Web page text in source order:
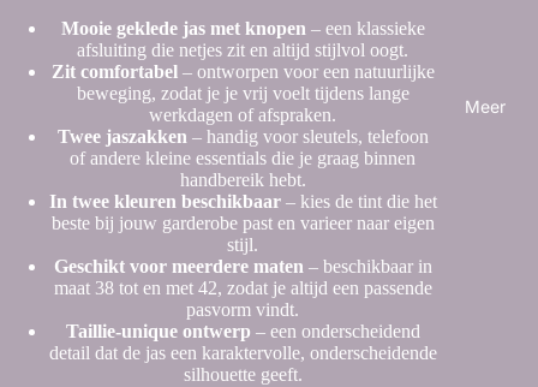
Meer
Mooie geklede jas met knopen – een klassieke
afsluiting die netjes zit en altijd stijlvol oogt.
Zit comfortabel– ontworpen voor een natuurlijke
beweging, zodat je je vrij voelt tijdens lange
werkdagen of afspraken.
Twee jaszakken – handig voor sleutels, telefoon
of andere kleine essentials die je graag binnen
handbereik hebt.
In twee kleuren beschikbaar– kies de tint die het
beste bij jouw garderobe past en varieer naar eigen
stijl.
Geschikt voor meerdere maten – beschikbaar in
maat 38 tot en met 42, zodat je altijd een passende
pasvorm vindt.
Taillie-unique ontwerp – een onderscheidend
detail dat de jas een karaktervolle, onderscheidende
silhouette geeft.